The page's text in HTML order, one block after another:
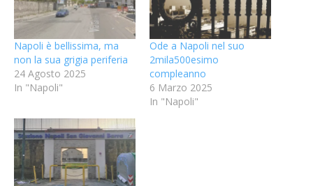
Napoli è bellissima, ma
non la sua grigia periferia
24 Agosto 2025
In "Napoli"
Ode a Napoli nel suo
2mila500esimo
compleanno
6 Marzo 2025
In "Napoli"